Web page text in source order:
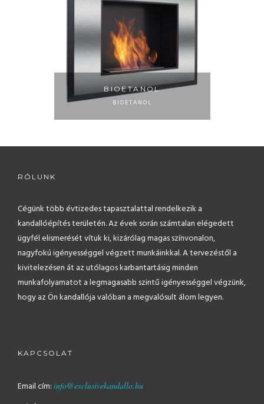
BIOETANOL
BIOETANOL
RÓLUNK
Cégünk több évtizedes tapasztalattal rendelkezik a
kandallóépítés területén. Az évek során számtalan elégedett
ügyfél elismerését vítuk ki, kizárólag magas színvonalon,
nagyfokú igényességgel végzett munkáinkkal. A tervezéstől a
kivitelezésen át az utólagos karbantartásig minden
munkafolyamatot a legmagasabb szintű igényességgel végzünk,
hogy az Ön kandallója valóban a megvalósult álom legyen.
KAPCSOLAT
Email cím: info@exclusivekandallo.hu